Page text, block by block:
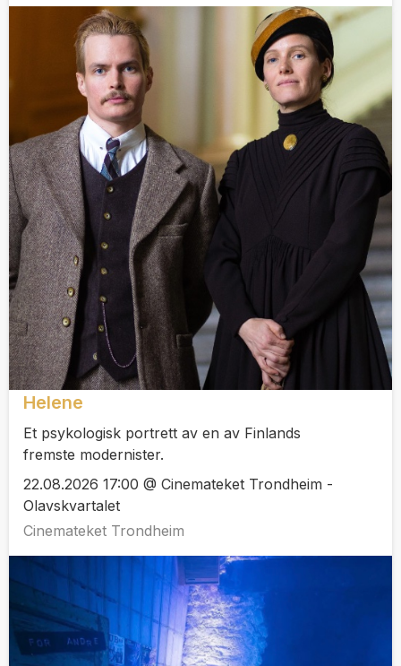
Helene
Et psykologisk portrett av en av Finlands
fremste modernister.
22.08.2026 17:00 @ Cinemateket Trondheim -
Olavskvartalet
Cinemateket Trondheim